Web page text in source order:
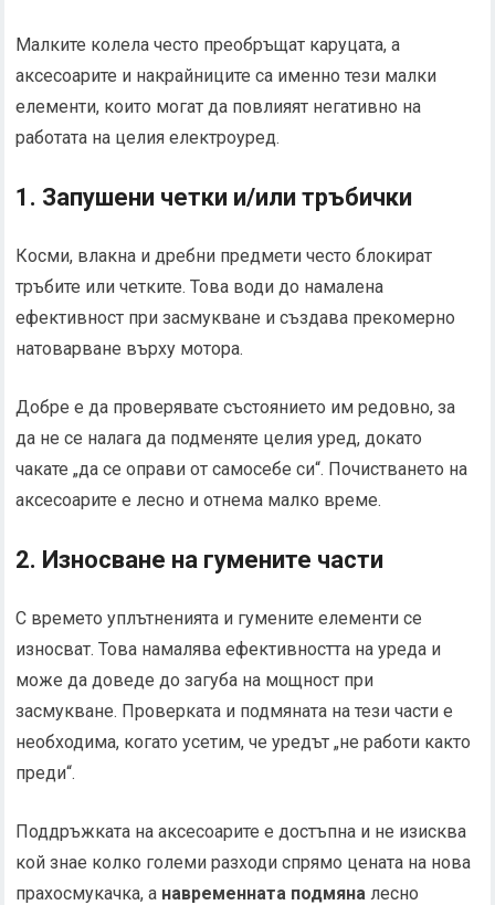
Малките колела често преобръщат каруцата, а
аксесоарите и накрайниците са именно тези малки
елементи, които могат да повлияят негативно на
работата на целия електроуред.
1. Запушени четки и/или тръбички
Косми, влакна и дребни предмети често блокират
тръбите или четките. Това води до намалена
ефективност при засмукване и създава прекомерно
натоварване върху мотора.
Добре е да проверявате състоянието им редовно, за
да не се налага да подменяте целия уред, докато
чакате „да се оправи от самосебе си“. Почистването на
аксесоарите е лесно и отнема малко време.
2. Износване на гумените части
С времето уплътненията и гумените елементи се
износват. Това намалява ефективността на уреда и
може да доведе до загуба на мощност при
засмукване. Проверката и подмяната на тези части е
необходима, когато усетим, че уредът „не работи както
преди“.
Поддръжката на аксесоарите е достъпна и не изисква
кой знае колко големи разходи спрямо цената на нова
прахосмукачка, а навременната подмяна лесно